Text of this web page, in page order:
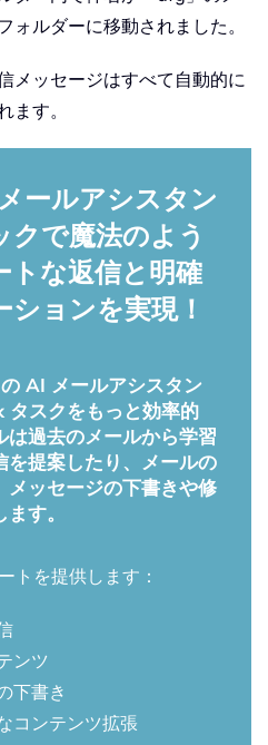
ォルダーに移動されました。
メッセージはすべて自動的に
ます。
ールアシスタン
クで魔法のよう
トな返信と明確
ョンを実現！
AI メールアシスタン
タスクをもっと効率的
は過去のメールから学習
を提案したり、メールの
メッセージの下書きや修
す。
トを提供します：
ンツ
下書き
コンテンツ拡張